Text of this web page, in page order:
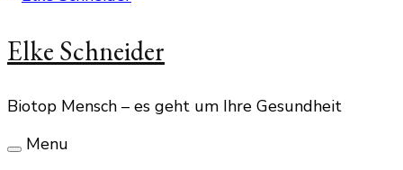
Elke Schneider
Biotop Mensch – es geht um Ihre Gesundheit
Menu